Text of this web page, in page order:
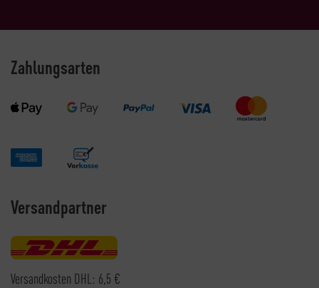
Zahlungsarten
Versandpartner
Versandkosten DHL: 6,5 €